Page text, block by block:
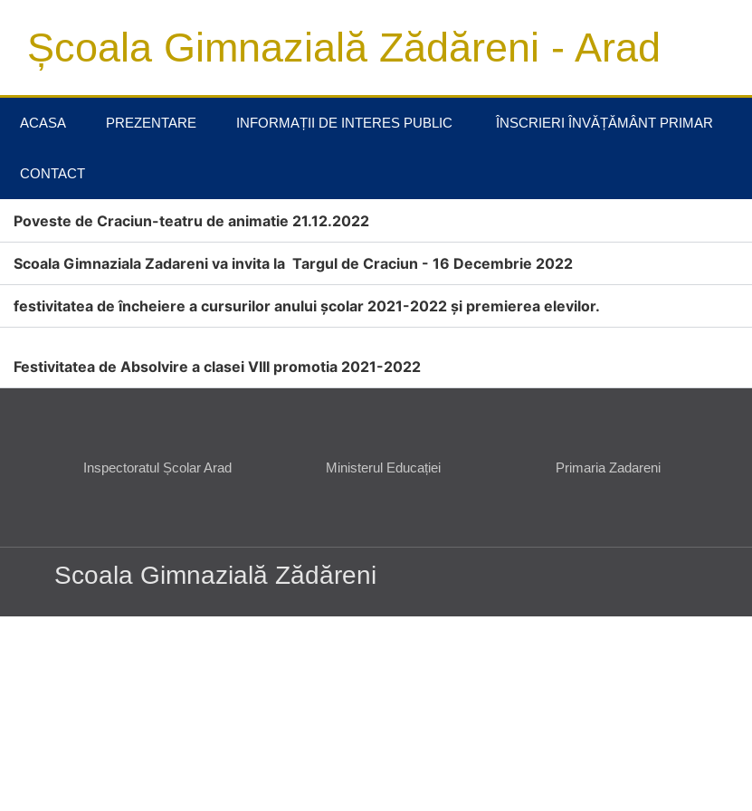
Școala Gimnazială Zădăreni - Arad
ACASA PREZENTARE INFORMAȚII DE INTERES PUBLIC ÎNSCRIERI ÎNVĂȚĂMÂNT PRIMAR
CONTACT
Poveste de Craciun-teatru de animatie 21.12.2022
Scoala Gimnaziala Zadareni va invita la Targul de Craciun - 16 Decembrie 2022
festivitatea de încheiere a cursurilor anului școlar 2021-2022 și premierea elevilor.
Festivitatea de Absolvire a clasei VIII promotia 2021-2022
Inspectoratul Școlar Arad Ministerul Educației Primaria Zadareni
Scoala Gimnazială Zădăreni